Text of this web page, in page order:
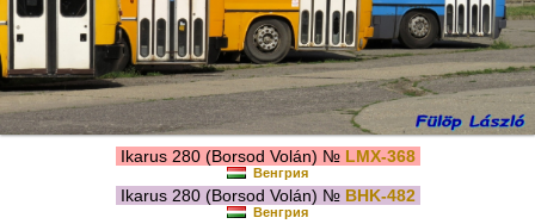
Ikarus 280 (Borsod Volán) № LMX-368
Венгрия
Ikarus 280 (Borsod Volán) № BHK-482
Венгрия